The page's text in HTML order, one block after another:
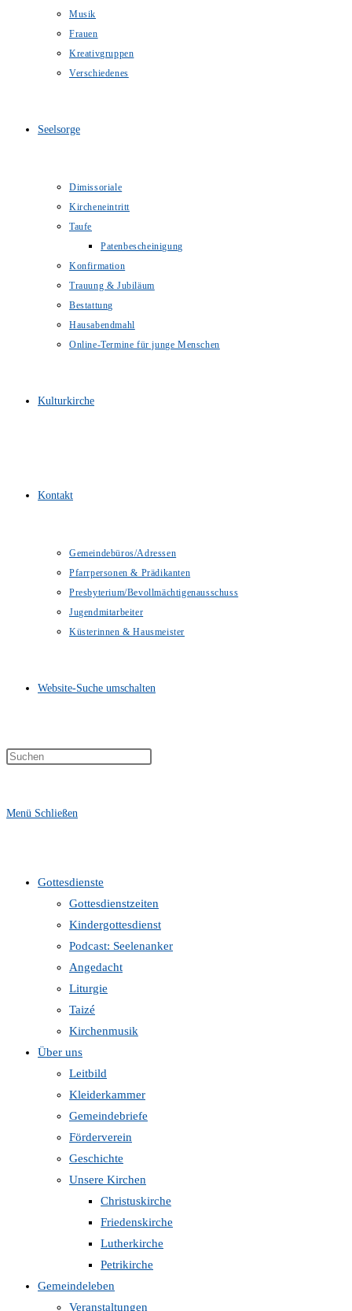
Musik
Frauen
Kreativgruppen
Verschiedenes
Seelsorge
Dimissoriale
Kircheneintritt
Taufe
Patenbescheinigung
Konfirmation
Trauung & Jubiläum
Bestattung
Hausabendmahl
Online-Termine für junge Menschen
Kulturkirche
Kontakt
Gemeindebüros/Adressen
Pfarrpersonen & Prädikanten
Presbyterium/Bevollmächtigenausschuss
Jugendmitarbeiter
Küsterinnen & Hausmeister
Website-Suche umschalten
Menü Schließen
Gottesdienste
Gottesdienstzeiten
Kindergottesdienst
Podcast: Seelenanker
Angedacht
Liturgie
Taizé
Kirchenmusik
Über uns
Leitbild
Kleiderkammer
Gemeindebriefe
Förderverein
Geschichte
Unsere Kirchen
Christuskirche
Friedenskirche
Lutherkirche
Petrikirche
Gemeindeleben
Veranstaltungen